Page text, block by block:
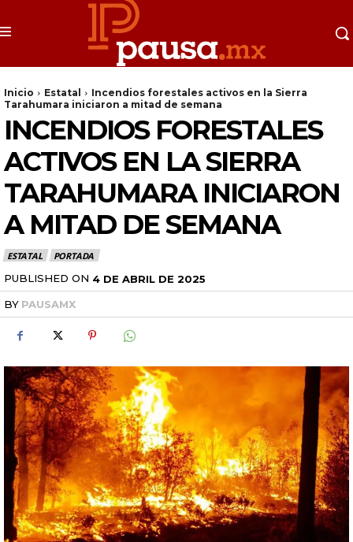
Inicio Estatal
Incendios forestales activos en la Sierra
Tarahumara iniciaron a mitad de semana
INCENDIOS FORESTALES
ACTIVOS EN LA SIERRA
TARAHUMARA INICIARON
A MITAD DE SEMANA
ESTATAL PORTADA
PUBLISHED ON 4 DE ABRIL DE 2025
BY PAUSAMX